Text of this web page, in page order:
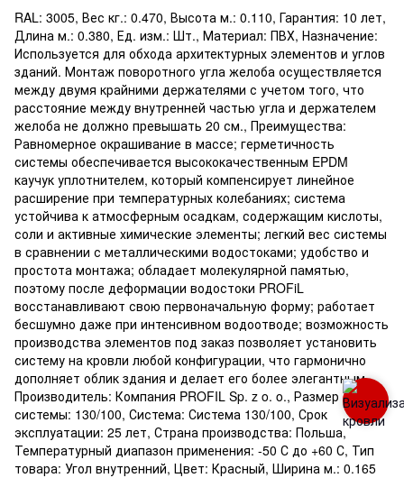
RAL: 3005, Вес кг.: 0.470, Высота м.: 0.110, Гарантия: 10 лет,
Длина м.: 0.380, Ед. изм.: Шт., Материал: ПВХ, Назначение:
Используется для обхода архитектурных элементов и углов
зданий. Монтаж поворотного угла желоба осуществляется
между двумя крайними держателями с учетом того, что
расстояние между внутренней частью угла и держателем
желоба не должно превышать 20 см., Преимущества:
Равномерное окрашивание в массе; герметичность
системы обеспечивается высококачественным EPDM
каучук уплотнителем, который компенсирует линейное
расширение при температурных колебаниях; система
устойчива к атмосферным осадкам, содержащим кислоты,
соли и активные химические элементы; легкий вес системы
в сравнении с металлическими водостоками; удобство и
простота монтажа; обладает молекулярной памятью,
поэтому после деформации водостоки PROFiL
восстанавливают свою первоначальную форму; работает
бесшумно даже при интенсивном водоотводе; возможность
производства элементов под заказ позволяет установить
систему на кровли любой конфигурации, что гармонично
дополняет облик здания и делает его более элегантным.,
Производитель: Компания PROFIL Sp. z o. o., Размер
системы: 130/100, Система: Система 130/100, Срок
эксплуатации: 25 лет, Страна производства: Польша,
Температурный диапазон применения: -50 С до +60 С, Тип
товара: Угол внутренний, Цвет: Красный, Ширина м.: 0.165